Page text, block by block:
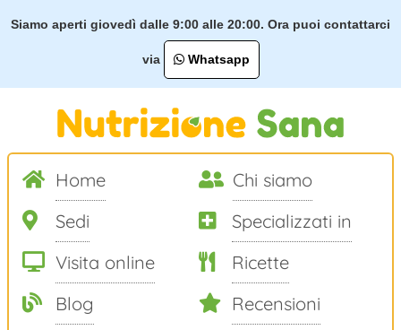
Siamo aperti giovedì dalle 9:00 alle 20:00. Ora puoi contattarci
via Whatsapp
Home
Chi siamo
Sedi
Specializzati in
Visita online
Ricette
Blog
Recensioni